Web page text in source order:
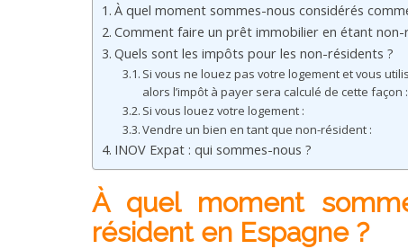
À quel moment sommes-nous considérés
Comment faire un prêt immobilier en étant non-
Quels sont les impôts pour les non-résidents ?
Si vous ne louez pas votre logement et vous
alors l’impôt à payer sera calculé de cette façon :
Si vous louez votre logement :
Vendre un bien en tant que non-résident :
INOV Expat : qui sommes-nous ?
À quel moment
résident en Espagne ?